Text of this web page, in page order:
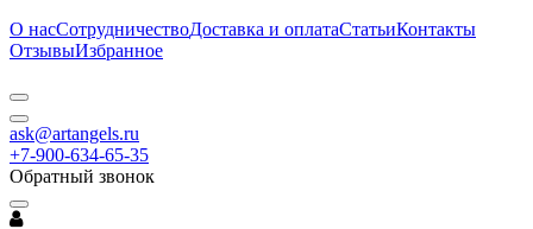
О насСотрудничествоДоставка и оплатаСтатьиКонтакты
ОтзывыИзбранное
ask@artangels.ru
+7-900-634-65-35
Обратный звонок